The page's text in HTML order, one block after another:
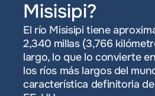
El río Misisipi tiene
2,340 millas (3,766
largo, lo que lo convierte
los ríos más largos del
característica definitoria